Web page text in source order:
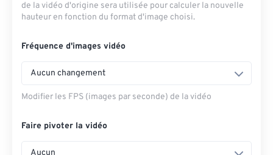
de la vidéo d'origine sera utilisée pour calculer la nouvelle
hauteur en fonction du format d'image choisi.
Fréquence d'images vidéo
Aucun changement
Modifier les FPS (images par seconde) de la vidéo
Faire pivoter la vidéo
Aucun